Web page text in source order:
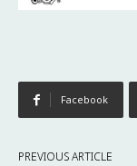
Facebook
PREVIOUS ARTICLE